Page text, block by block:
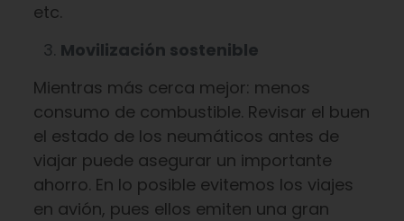
etc.
Movilización sostenible
Mientras más cerca mejor: menos
consumo de combustible. Revisar el buen
el estado de los neumáticos antes de
viajar puede asegurar un importante
ahorro. En lo posible evitemos los viajes
en avión, pues ellos emiten una gran